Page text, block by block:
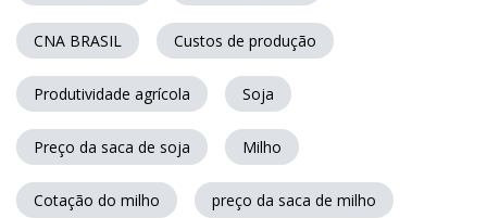
CNA BRASIL Custos de produção
Produtividade agrícola Soja
Preço da saca de soja Milho
Cotação do milho preço da saca de milho